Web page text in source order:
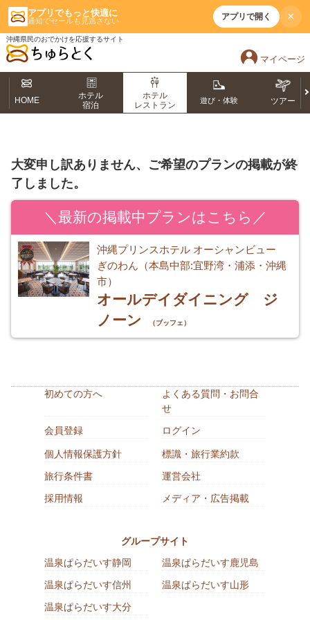
アプリでもっと快適に
通知でセールも見逃さない アプリで開く ×
沖縄県民のおでかけを応援するサイト
マイページ
HOME
ホテル
宿泊
ホテル
レストラン
遊び・体験 ツアー
大変申し訳ありません、ご希望のプランの掲載が終
了しました。
＼最新の掲載中プランはこちら／
沖縄プリンスホテル オーシャンビュー
ぎのわん（本島中部:宜野湾・浦添・沖縄
市）
オールデイダイニング ジ
ノーン
（ブッフェ）
初めての方へ
よくある質問・お問合
せ
会員登録
ログイン
個人情報保護方針
標識・旅行業約款
旅行条件書
運営会社
採用情報
メディア・広告掲載
グループサイト
温泉ぱらだいす静岡
温泉ぱらだいす鹿児島
温泉ぱらだいす信州
温泉ぱらだいす山形
温泉ぱらだいす大分